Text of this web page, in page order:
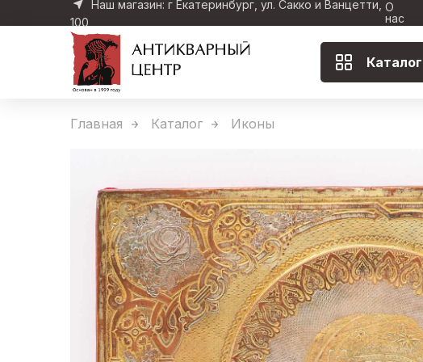
Наш магазин: г Екатеринбург, ул. Сакко и Ванцетти,
100
О
нас
Каталог
Главная Каталог Иконы